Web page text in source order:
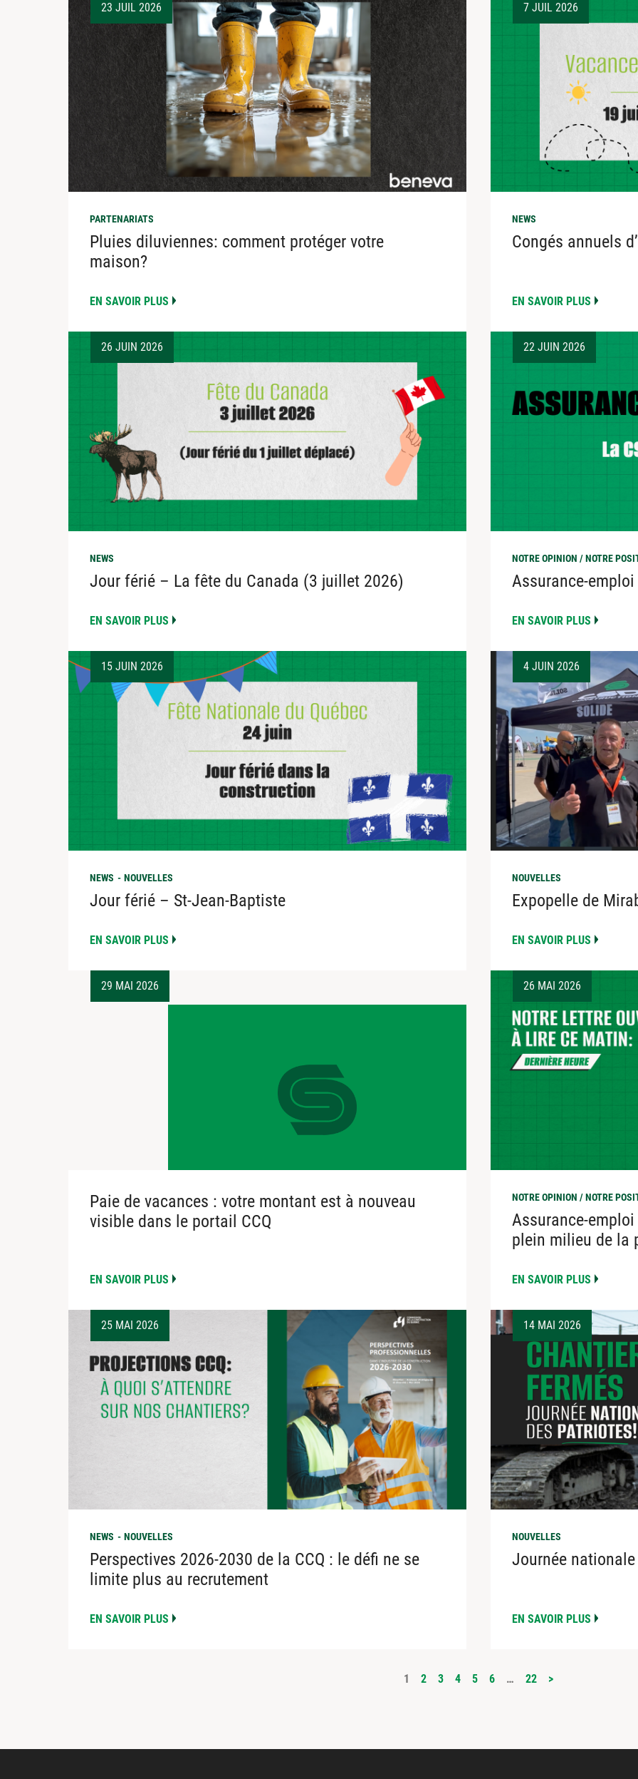
23 JUIL 2026
PARTENARIATS
Pluies diluviennes: comment protéger votre
maison?
EN SAVOIR PLUS
7 JUIL 2026
NEWS
Congés annuels
EN SAVOIR PLUS
26 JUIN 2026
NEWS
Jour férié – La fête du Canada (3 juillet 2026)
EN SAVOIR PLUS
22 JUIN 2026
NOTRE OPINION / NOTRE
Assurance-
EN SAVOIR PLUS
15 JUIN 2026
NEWS NOUVELLES
Jour férié – St-Jean-Baptiste
EN SAVOIR PLUS
4 JUIN 2026
NOUVELLES
Expopelle de
EN SAVOIR PLUS
29 MAI 2026
Paie de vacances : votre montant est à nouveau
visible dans le portail CCQ
EN SAVOIR PLUS
26 MAI 2026
NOTRE OPINION / NOTRE
Assurance-
plein milieu de la
EN SAVOIR PLUS
25 MAI 2026
NEWS NOUVELLES
Perspectives 2026-2030 de la CCQ : le défi ne se
limite plus au recrutement
EN SAVOIR PLUS
14 MAI 2026
NOUVELLES
Journée
EN SAVOIR PLUS
PUBLICATIONS
1 2 3 4 5 6 … 22 >